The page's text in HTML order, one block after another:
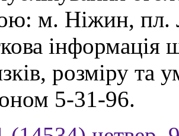
м. Ніжин, пл.
інформація
розміру та
5-31-96.